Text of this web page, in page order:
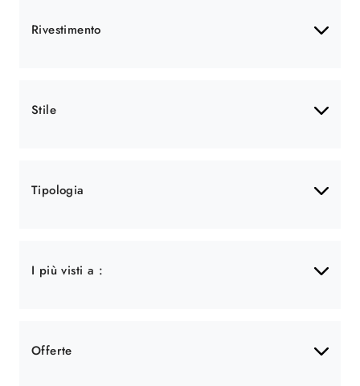
Rivestimento
Stile
Tipologia
I più visti a :
Offerte